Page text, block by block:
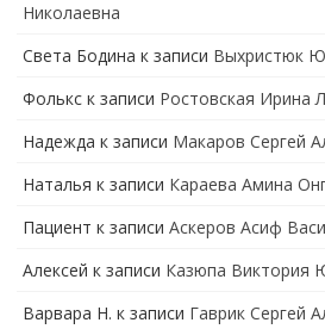
Николаевна
Света Бодина к записи Выхристюк
Фолькс к записи Ростовская Ирина
Надежда к записи Макаров Сергей
Наталья к записи Караева Амина
Пациент к записи Аскеров Асиф
Алексей к записи Казюпа Виктория
Варвара Н. к записи Гаврик Сергей